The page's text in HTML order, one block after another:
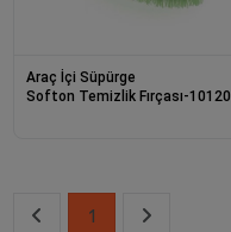
Araç İçi Süpürge
Softon Temizlik Fırçası-10120
1